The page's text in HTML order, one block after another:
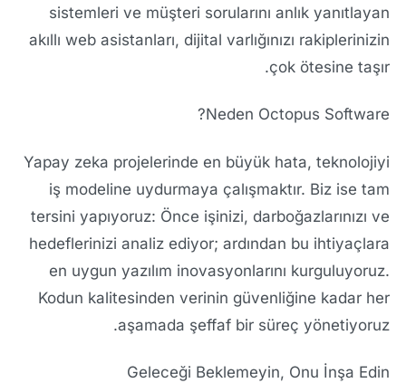
sistemleri ve müşteri sorularını anlık yanıtlayan
akıllı web asistanları, dijital varlığınızı rakiplerinizin
çok ötesine taşır.
Neden Octopus Software?
Yapay zeka projelerinde en büyük hata, teknolojiyi
iş modeline uydurmaya çalışmaktır. Biz ise tam
tersini yapıyoruz: Önce işinizi, darboğazlarınızı ve
hedeflerinizi analiz ediyor; ardından bu ihtiyaçlara
en uygun yazılım inovasyonlarını kurguluyoruz.
Kodun kalitesinden verinin güvenliğine kadar her
aşamada şeffaf bir süreç yönetiyoruz.
Geleceği Beklemeyin, Onu İnşa Edin